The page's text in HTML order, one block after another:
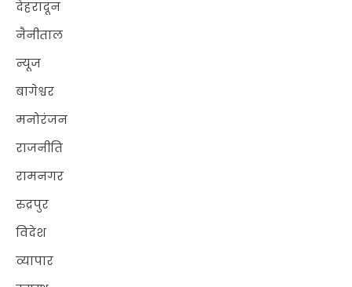
देहरादून
नैनीताल
न्यूज
बागेश्वर
मनोरंजन
राजनीति
रामनगर
रुद्रपुर
विदेश
व्यापार